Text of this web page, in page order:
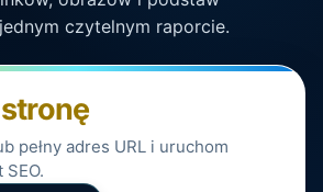
czytelnym raporcie.
pełny adres URL i uruchom